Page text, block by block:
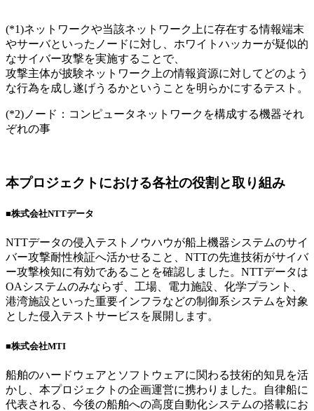
(*1)ネットワークや当該ネットワーク上に存在する情報端末
やサーバといったノードに対し、ホワイトハッカーが疑似的
なサイバー攻撃を実施することで、
攻撃主体が披験ネットワーク上の情報資源に対してどのよう
な行為を成し遂げうるかということを明らかにするテスト。
(*2)ノード：コンピュータネットワークを構成する機器それ
ぞれの事
本プロジェクトにおける各社の役割と取り組み
■株式会社NTTデータ
NTTデータの侵入テストノウハウが船上機器システムのサイ
バー攻撃耐性検証へ活かせること、NTTの先進技術がサイバ
ー攻撃検知に有効であることを確認しました。NTTデータは
OAシステムのみならず、工場、電力施設、化学プラント、
港湾施設といった重要インフラなどの制御系システムを対象
とした侵入テストサービスを展開します。
■株式会社MTI
船舶のハードウェアとソフトウェアに関わる技術的知見を活
かし、本プロジェクトの企画運営に携わりました。自律船に
代表される、今後の船舶への高度自動化システムの搭載にお